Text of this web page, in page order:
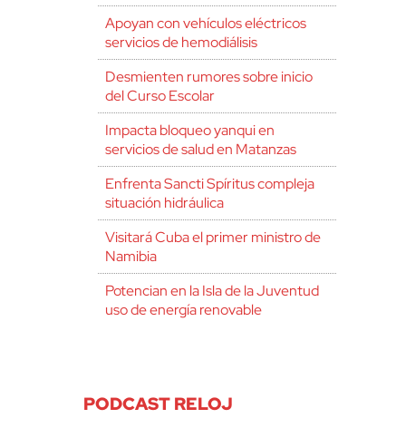
Apoyan con vehículos eléctricos
servicios de hemodiálisis
Desmienten rumores sobre inicio
del Curso Escolar
Impacta bloqueo yanqui en
servicios de salud en Matanzas
Enfrenta Sancti Spíritus compleja
situación hidráulica
Visitará Cuba el primer ministro de
Namibia
Potencian en la Isla de la Juventud
uso de energía renovable
PODCAST RELOJ